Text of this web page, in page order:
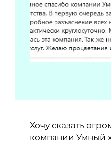
Хочу сказать
компании Умный